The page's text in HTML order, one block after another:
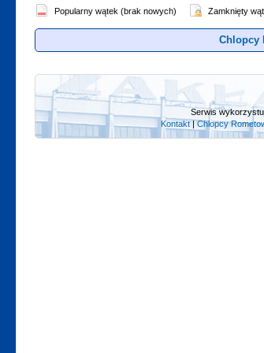
Popularny wątek (brak nowych)
Zamknięty
Chlopcy
Serwis
Kontakt|Chlopcy